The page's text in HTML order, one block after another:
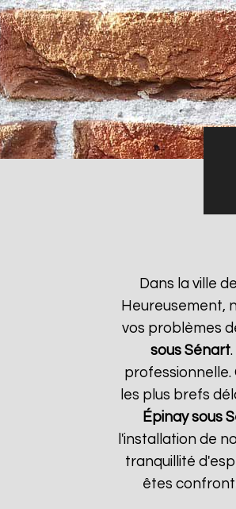
Dans la ville de
Heureusement,
vos problèmes
sous Sénart
professionnelle.
les plus brefs
Épinay sous
l'installation de
tranquillité
êtes